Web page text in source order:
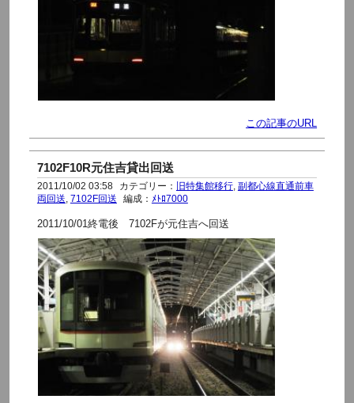
この記事のURL
7102F10R元住吉貸出回送
2011/10/02 03:58 カテゴリー： 旧特集館移行, 副都心線直通前車
両回送, 7102F回送 編成： ﾒﾄﾛ7000
2011/10/01終電後 7102Fが元住吉へ回送